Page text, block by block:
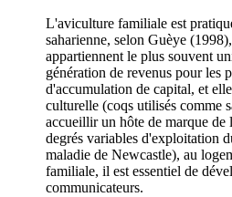
L'aviculture familiale est
saharienne, selon Guèye
appartiennent le plus souvent
génération de revenus pour les
d'accumulation de capital, et
culturelle (coqs utilisés comme
accueillir un hôte de marque
degrés variables d'exploitation
maladie de Newcastle), au
familiale, il est essentiel de
communicateurs.